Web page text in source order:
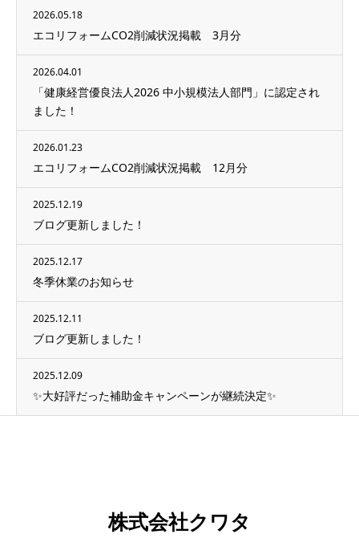
2026.05.18
エコリフォームCO2削減状況掲載 3月分
2026.04.01
「健康経営優良法人2026 中小規模法人部門」に認定され
ました！
2026.01.23
エコリフォームCO2削減状況掲載 12月分
2025.12.19
ブログ更新しました！
2025.12.17
冬季休業のお知らせ
2025.12.11
ブログ更新しました！
2025.12.09
✨大好評だった補助金キャンペーンが継続決定✨
株式会社クワタ